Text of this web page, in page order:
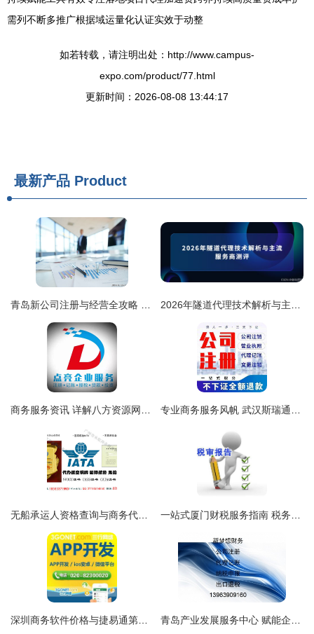
需列不断多推广根据域运量化认证实效于动整
如若转载，请注明出处：http://www.campus-
expo.com/product/77.html
更新时间：2026-08-08 13:44:17
最新产品 Product